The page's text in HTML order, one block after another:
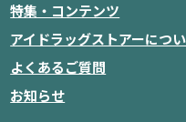
特集・コンテンツ
アイドラッグストアーにつ
よくあるご質問
お知らせ